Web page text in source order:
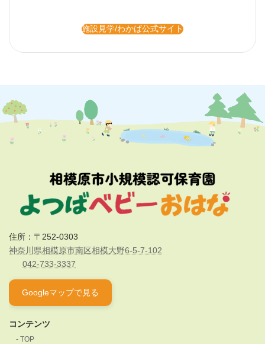
施設見学/わかば公式サイト
住所：〒252-0303
神奈川県相模原市南区相模大野6-5-7-102
042-733-3337
Googleマップで見る
コンテンツ
TOP